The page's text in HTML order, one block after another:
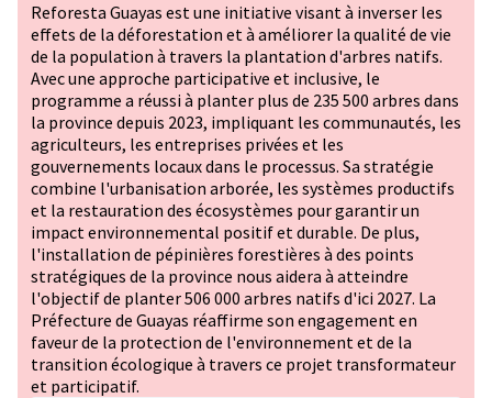
Reforesta Guayas est une initiative visant à inverser les
effets de la déforestation et à améliorer la qualité de vie
de la population à travers la plantation d'arbres natifs.
Avec une approche participative et inclusive, le
programme a réussi à planter plus de 235 500 arbres dans
la province depuis 2023, impliquant les communautés, les
agriculteurs, les entreprises privées et les
gouvernements locaux dans le processus. Sa stratégie
combine l'urbanisation arborée, les systèmes productifs
et la restauration des écosystèmes pour garantir un
impact environnemental positif et durable. De plus,
l'installation de pépinières forestières à des points
stratégiques de la province nous aidera à atteindre
l'objectif de planter 506 000 arbres natifs d'ici 2027. La
Préfecture de Guayas réaffirme son engagement en
faveur de la protection de l'environnement et de la
transition écologique à travers ce projet transformateur
et participatif.